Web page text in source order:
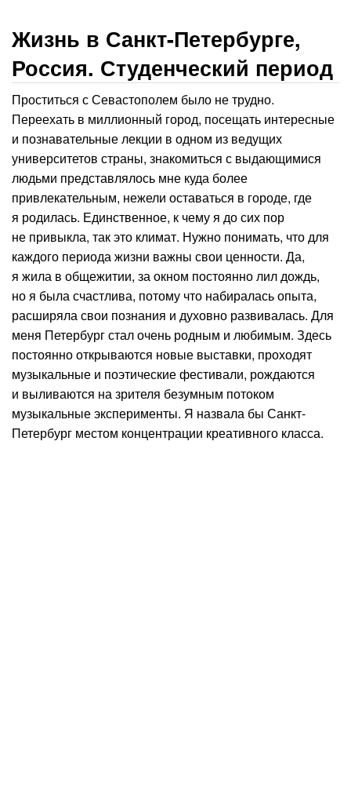
Жизнь в Санкт-Петербурге,
Россия. Студенческий период
Проститься с Севастополем было не трудно.
Переехать в миллионный город, посещать интересные
и познавательные лекции в одном из ведущих
университетов страны, знакомиться с выдающимися
людьми представлялось мне куда более
привлекательным, нежели оставаться в городе, где
я родилась. Единственное, к чему я до сих пор
не привыкла, так это климат. Нужно понимать, что для
каждого периода жизни важны свои ценности. Да,
я жила в общежитии, за окном постоянно лил дождь,
но я была счастлива, потому что набиралась опыта,
расширяла свои познания и духовно развивалась. Для
меня Петербург стал очень родным и любимым. Здесь
постоянно открываются новые выставки, проходят
музыкальные и поэтические фестивали, рождаются
и выливаются на зрителя безумным потоком
музыкальные эксперименты. Я назвала бы Санкт-
Петербург местом концентрации креативного класса.